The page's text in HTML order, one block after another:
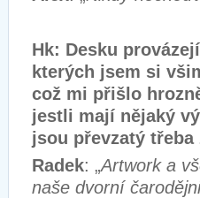
Hk: Desku
kterých jsem si
což mi přišlo
jestli mají nějaký
jsou převzatý
Radek: „Artwork a
naše dvorní